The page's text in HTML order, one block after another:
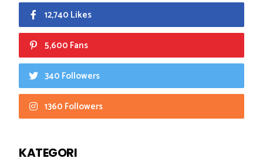
12,740 Likes
5,600 Fans
340 Followers
1360 Followers
KATEGORI